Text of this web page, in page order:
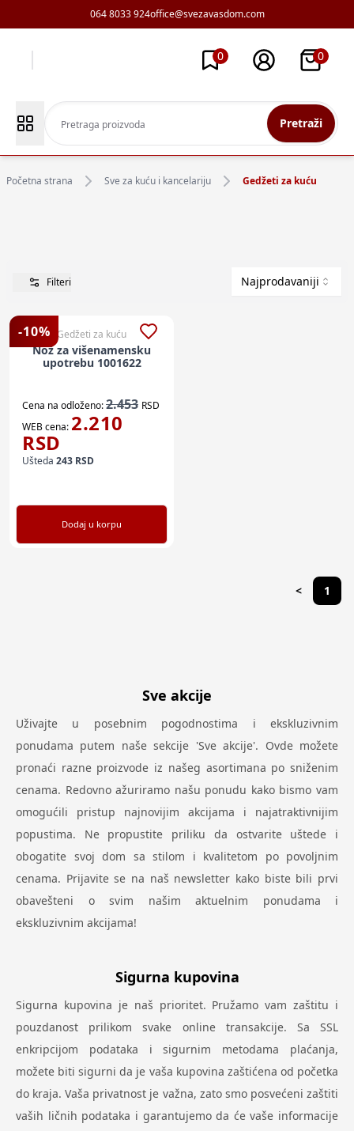
064 8033 924office@svezavasdom.com
0 0
Pretraži
Početna strana Sve za kuću i kancelariju Gedžeti za kuću
Filteri Najprodavaniji
-10% Gedžeti za kuću
Nož za višenamensku
upotrebu 1001622
Cena na odloženo:2.453 RSD
WEB cena: 2.210
RSD
Ušteda 243 RSD
Dodaj u korpu
< 1
Sve akcije
Uživajte u posebnim pogodnostima i ekskluzivnim
ponudama putem naše sekcije 'Sve akcije'. Ovde možete
pronaći razne proizvode iz našeg asortimana po sniženim
cenama. Redovno ažuriramo našu ponudu kako bismo vam
omogućili pristup najnovijim akcijama i najatraktivnijim
popustima. Ne propustite priliku da ostvarite uštede i
obogatite svoj dom sa stilom i kvalitetom po povoljnim
cenama. Prijavite se na naš newsletter kako biste bili prvi
obavešteni o svim našim aktuelnim ponudama i
ekskluzivnim akcijama!
Sigurna kupovina
Sigurna kupovina je naš prioritet. Pružamo vam zaštitu i
pouzdanost prilikom svake online transakcije. Sa SSL
enkripcijom podataka i sigurnim metodama plaćanja,
možete biti sigurni da je vaša kupovina zaštićena od početka
do kraja. Vaša privatnost je važna, zato smo posvećeni zaštiti
vaših ličnih podataka i garantujemo da će vaše informacije